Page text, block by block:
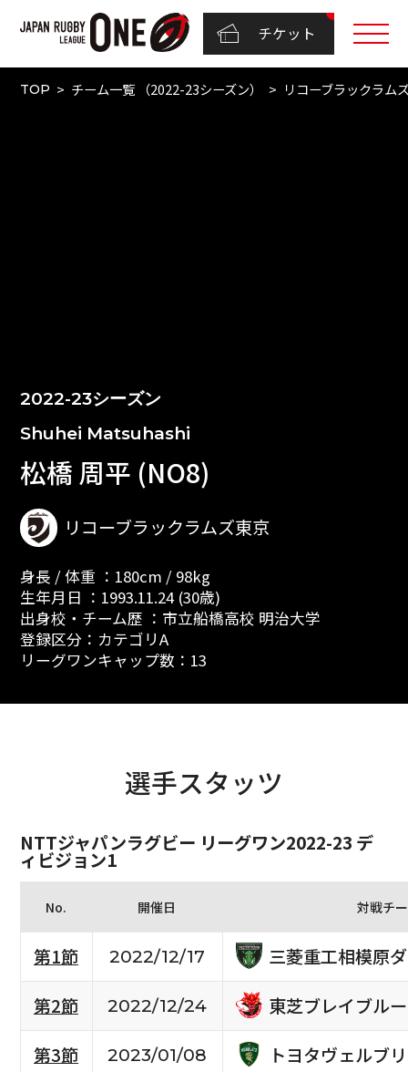
チケット
TOP チーム一覧 （2022-23シーズン） リコーブラックラム
2022-23シーズン
Shuhei Matsuhashi
松橋 周平 (NO8)
リコーブラックラムズ東京
身長 / 体重 ：180cm / 98kg
生年月日 ：1993.11.24 (30歳)
出身校・チーム歴 ：市立船橋高校 明治大学
登録区分：カテゴリA
リーグワンキャップ数：13
選手スタッツ
NTTジャパンラグビー リーグワン2022-23 デ
ィビジョン1
No. 開催日 対戦チ
第1節 2022/12/17
三菱重工相模原
第2節
2022/12/24
東芝ブレイブル
第3節
2023/01/08
トヨタヴェルブ